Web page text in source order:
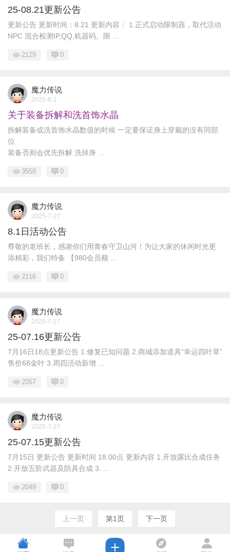
25-08.21更新公告
更新公告 更新时间：8.21 更新内容： 1.正式启动限制器，取代活动
NPC 混合检测IP,QQ,机器码。限 ...
2129 0
魔力传说
2025-8-1
关于装备拆解和洗首饰水晶
拆解装备或洗首饰水晶数值的时候 一定要保证身上穿戴的没有同部
位
装备否则会优先拆解 洗掉身 ...
3558 0
魔力传说
2025-7-27
8.1日活动公告
尊敬的老班长，感谢你们用青春守卫山河！为让大家的休闲时光更
添精彩，我们特备 ​​【980会员额 ...
2116 0
魔力传说
2025-7-27
25-07.16更新公告
7月16日18点更新公告 1.修复已知问题 2.商城添加道具“幸运四叶草”
售价68金叶 3.周四活动新增 ...
2057 0
魔力传说
2025-7-27
25-07.15更新公告
7月15日 更新公告 更新时间 18.00点 更新内容 1.开放露比合成任务
2.开放五阶武器及防具合成 3. ...
2049 0
上一页 第1页 下一页